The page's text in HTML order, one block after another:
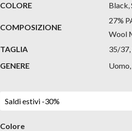
COLORE
Black,
COMPOSIZIONE
27%
Wool
TAGLIA
35/
GENERE
Saldi estivi -30%
Colore